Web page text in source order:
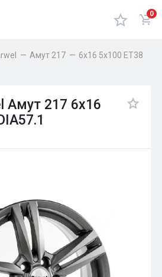
0
— Амут 217 — 6x16 5x100 ET38
Амут 217 6x16